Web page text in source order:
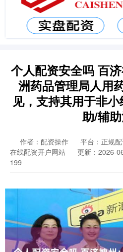
个人配资安全吗 百
洲药品管理局人用
见，支持其用于非
助/辅
作者：配资操作
平台：正规
在线配资开户网站
更新：2026-
199